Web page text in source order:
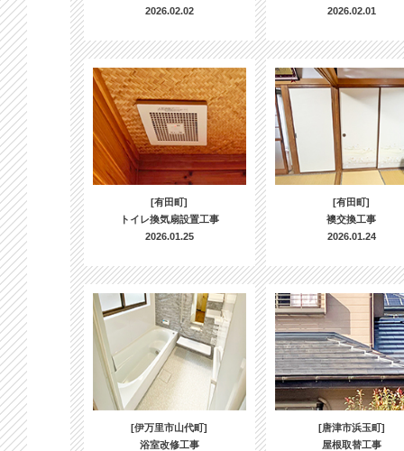
2026.02.02
2026.02.01
[有田町]
トイレ換気扇設置工事
2026.01.25
[有田町]
襖交換工事
2026.01.24
[伊万里市山代町]
浴室改修工事
[唐津市浜玉町]
屋根取替工事